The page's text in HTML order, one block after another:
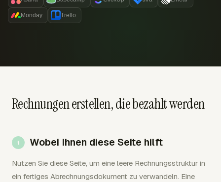
Monday Trello
Rechnungen erstellen, die bezahlt werden
Wobei Ihnen diese Seite hilft
Nutzen Sie diese Seite, um eine leere Rechnungsstruktur in
ein fertiges Abrechnungsdokument zu verwandeln. Eine